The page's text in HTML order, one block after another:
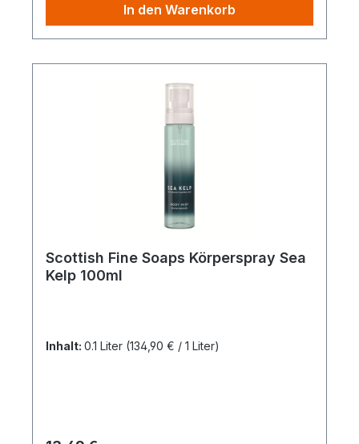
In den Warenkorb
Scottish Fine Soaps Körperspray Sea
Kelp 100ml
Inhalt: 0.1 Liter (134,90 € / 1 Liter)